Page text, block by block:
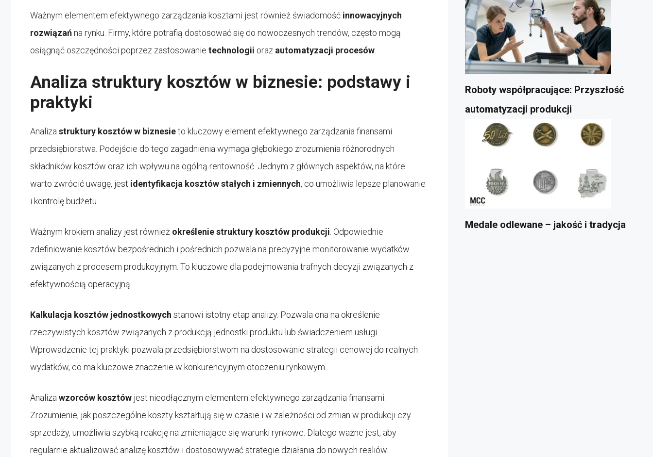
Ważnym elementem efektywnego zarządzania kosztami jest również świadomość innowacyjnych
rozwiązańna rynku. Firmy, które potrafią dostosować się do nowoczesnych trendów, często mogą
osiągnąć oszczędności poprzez zastosowanie technologii oraz automatyzacji procesów.
Analiza struktury kosztów w biznesie: podstawy i
praktyki
Analizastruktury kosztów w biznesieto kluczowy element efektywnego zarządzania finansami
przedsiębiorstwa. Podejście do tego zagadnienia wymaga głębokiego zrozumienia różnorodnych
składników kosztów oraz ich wpływu na ogólną rentowność. Jednym z głównych aspektów, na które
warto zwrócić uwagę, jest identyfikacja kosztów stałych i zmiennych, co umożliwia lepsze planowanie
i kontrolę budżetu.
Ważnym krokiem analizy jest również określenie struktury kosztów produkcji. Odpowiednie
zdefiniowanie kosztów bezpośrednich i pośrednich pozwala na precyzyjne monitorowanie wydatków
związanych z procesem produkcyjnym. To kluczowe dla podejmowania trafnych decyzji związanych z
efektywnością operacyjną.
Kalkulacja kosztów jednostkowych stanowi istotny etap analizy. Pozwala ona na określenie
rzeczywistych kosztów związanych z produkcją jednostki produktu lub świadczeniem usługi.
Wprowadzenie tej praktyki pozwala przedsiębiorstwom na dostosowanie strategii cenowej do realnych
wydatków, co ma kluczowe znaczenie w konkurencyjnym otoczeniu rynkowym.
Analizawzorców kosztów jest nieodłącznym elementem efektywnego zarządzania finansami.
Zrozumienie, jak poszczególne koszty kształtują się w czasie i w zależności od zmian w produkcji czy
sprzedaży, umożliwia szybką reakcję na zmieniające się warunki rynkowe. Dlatego ważne jest, aby
regularnie aktualizować analizę kosztów i dostosowywać strategie działania do nowych realiów.
Roboty współpracujące: Przyszłość
automatyzacji produkcji
Medale odlewane – jakość i tradycja